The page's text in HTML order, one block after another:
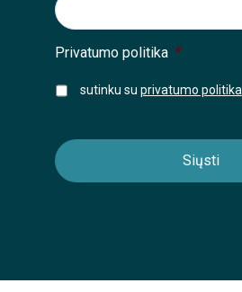
Privatumo politika *
sutinku su privatumo politika